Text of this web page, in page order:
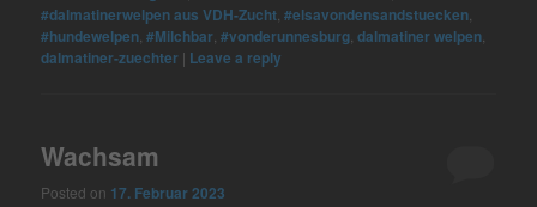
#dalmatinerwelpen aus VDH-Zucht ,#elsavondensandstuecken
#hundewelpen ,#Milchbar ,#vonderunnesburg ,dalmatiner welpen
dalmatiner-zuechter | Leave a reply
Wachsam
Posted on 17. Februar 2023